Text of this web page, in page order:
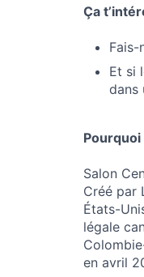
Ça
Et si
dans
Pourquoi
Salon
Créé par
États-
légale
en avril